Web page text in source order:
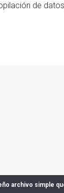
de
archivo simple